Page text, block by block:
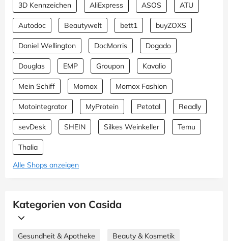
3D Kennzeichen AliExpress ASOS ATU
Autodoc Beautywelt bett1 buyZOXS
Daniel Wellington DocMorris Dogado
Douglas EMP Groupon Kavalio
Mein Schiff Momox Momox Fashion
Motointegrator MyProtein Petotal Readly
sevDesk SHEIN Silkes Weinkeller Temu
Thalia
Alle Shops anzeigen
Kategorien von Casida
Gesundheit & Apotheke Beauty & Kosmetik